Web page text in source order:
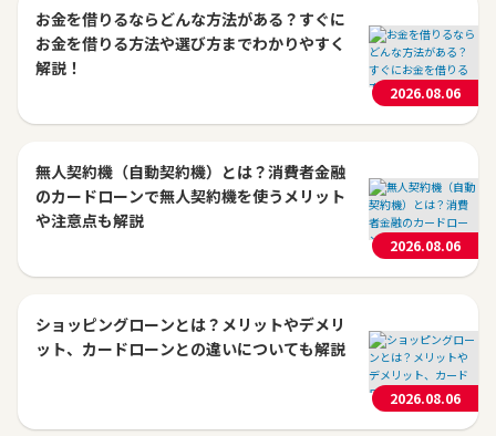
お金を借りるならどんな方法がある？すぐに
お金を借りる方法や選び方までわかりやすく
解説！
2026.08.06
無人契約機（自動契約機）とは？消費者金融
のカードローンで無人契約機を使うメリット
や注意点も解説
2026.08.06
ショッピングローンとは？メリットやデメリ
ット、カードローンとの違いについても解説
2026.08.06